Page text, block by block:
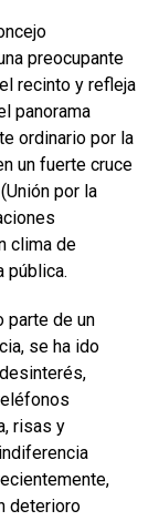
preocupante
recinto y refleja
panorama
ordinario por la
un fuerte cruce
por la
clima de
pública.
parte de un
se ha ido
risas y
deterioro